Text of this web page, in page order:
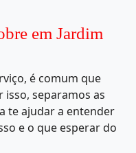
em Jardim
é comum que
isso, separamos as
te ajudar a entender
e o que esperar do